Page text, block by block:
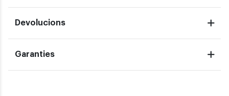
Devolucions
Garanties